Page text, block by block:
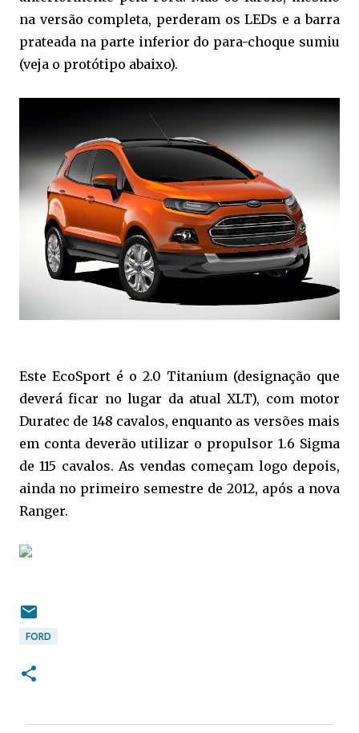
na versão completa, perderam os LEDs e a barra
prateada na parte inferior do para-choque sumiu
(veja o protótipo abaixo).
Este EcoSport é o 2.0 Titanium (designação que
deverá ficar no lugar da atual XLT), com motor
Duratec de 148 cavalos, enquanto as versões mais
em conta deverão utilizar o propulsor 1.6 Sigma
de 115 cavalos. As vendas começam logo depois,
ainda no primeiro semestre de 2012, após a nova
Ranger.
FORD